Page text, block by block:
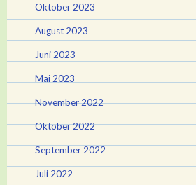
Oktober 2023
August 2023
Juni 2023
Mai 2023
November 2022
Oktober 2022
September 2022
Juli 2022